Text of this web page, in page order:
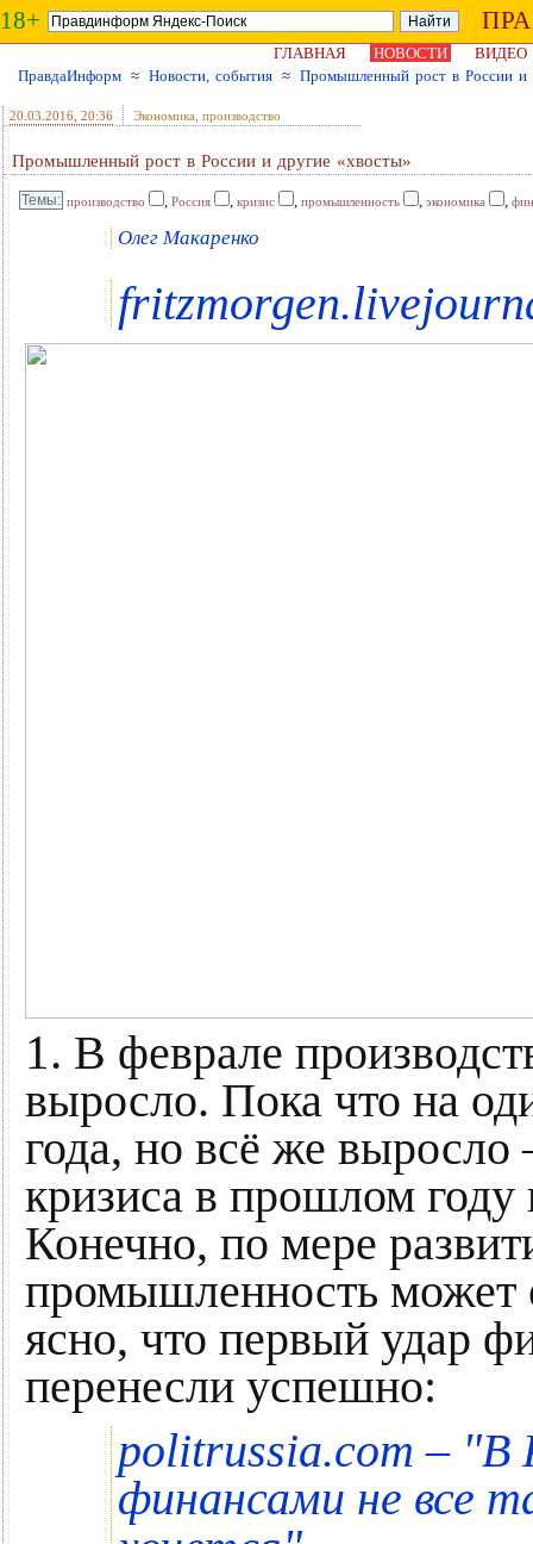
18+
ГЛАВНАЯ НОВОСТИ
ВИДЕО
ПравдаИнформ ≈ Новости, события ≈ Промышленный рост в России и
20.03.2016 , 20:36 Экономика, производство
Промышленный рост в России и другие «хвосты»
производство , Россия , кризис , промышленность , экономика ,
Олег Макаренко
1. В феврале
выросло. Пока что на
года, но всё же выросло
кризиса в прошлом
Конечно, по мере
промышленность может
ясно, что первый удар
перенесли успешно:
politrussia.com – "В
финансами не все